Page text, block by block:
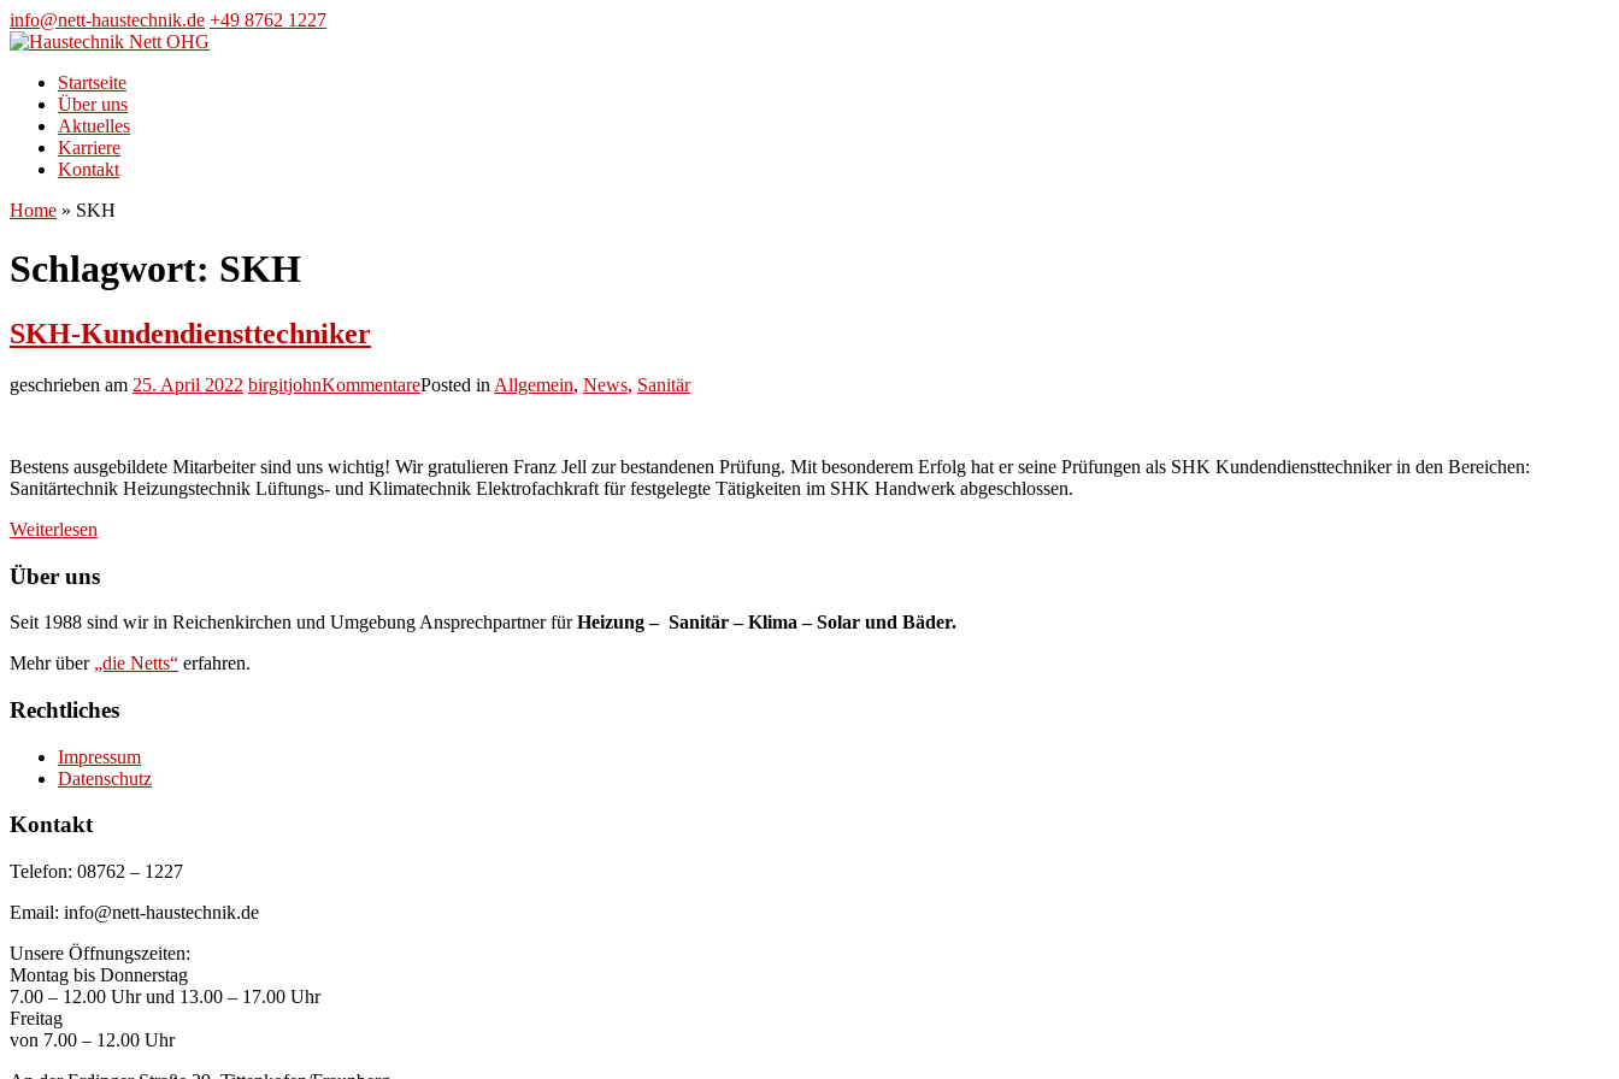
Skip
to
info@nett-haustechnik.de +49 8762 1227
Startseite
Über uns
Aktuelles
Karriere
Kontakt
Home » SKH
Schlagwort: SKH
SKH-Kundendiensttechniker
geschrieben am 25. April 2022 birgitjohnKommentarePosted in Allgemein, News, Sanitär
Bestens ausgebildete Mitarbeiter sind uns wichtig! Wir gratulieren Franz Jell zur bestandenen Prüfung. Mit besonderem Erfolg hat er seine Prüfungen als SHK Kundendiensttechniker in den Bereichen:
Sanitärtechnik Heizungstechnik Lüftungs- und Klimatechnik Elektrofachkraft für festgelegte Tätigkeiten im SHK Handwerk abgeschlossen.
Weiterlesen
Über uns
Seit 1988 sind wir in Reichenkirchen und Umgebung Ansprechpartner fürHeizung – Sanitär – Klima – Solar und Bäder.
Mehr über „die Netts“ erfahren.
Rechtliches
Impressum
Datenschutz
Kontakt
Telefon: 08762 – 1227
Email: info@nett-haustechnik.de
Unsere Öffnungszeiten:
Montag bis Donnerstag
7.00 – 12.00 Uhr und 13.00 – 17.00 Uhr
Freitag
von 7.00 – 12.00 Uhr